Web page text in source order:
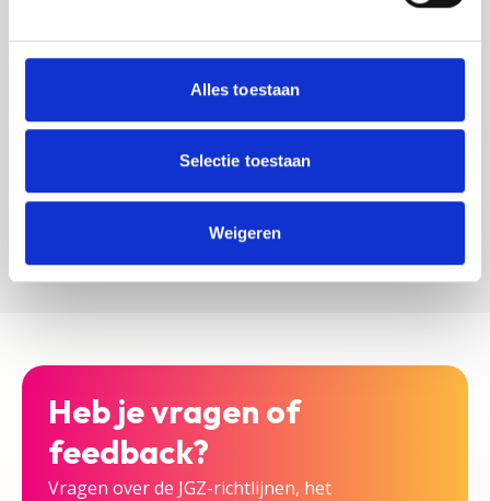
Alles toestaan
Selectie toestaan
Weigeren
Ik ga akkoord dat mijn gegevens
worden gedeeld met de
zijn bij deze JGZ-richtlijn.
Versturen
Heb je vragen of
feedback?
Vragen over de JGZ-richtlijnen, het